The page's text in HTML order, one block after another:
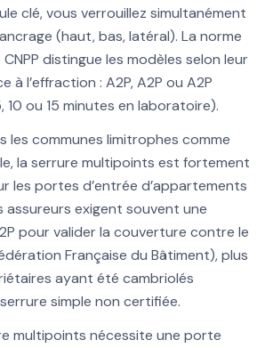
clé, vous verrouillez simultanément
(haut, bas, latéral). La norme
distingue les modèles selon leur
à l’effraction : A2P, A2P ou A2P
ou 15 minutes en laboratoire).
les communes limitrophes comme
la serrure multipoints est fortement
les portes d’entrée d’appartements
assureurs exigent souvent une
pour valider la couverture contre le
Française du Bâtiment), plus
ayant été cambriolés
simple non certifiée.
multipoints nécessite une porte